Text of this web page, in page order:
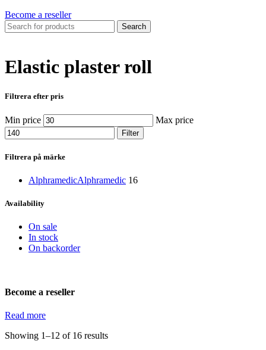
Become a reseller
Search
Elastic plaster roll
Filtrera efter pris
Min price Max price
Filter
Filtrera på märke
AlphramedicAlphramedic 16
Availability
On sale
In stock
On backorder
Become a reseller
Read more
Showing 1–12 of 16 results